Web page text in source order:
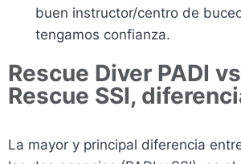
buen instructor/centro de
tengamos confianza.
Rescue Diver PADI
Rescue SSI,
La mayor y principal diferencia